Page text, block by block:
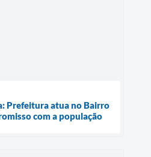
Prefeitura atua no Bairro
com a população